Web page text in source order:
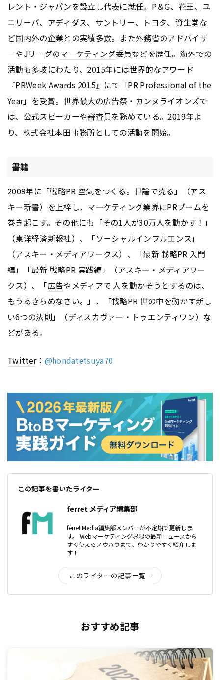
レント・ジャパンを設立し代表に就任。P＆G、花王、ユ
ニリーバ、アディダス、サントリー、トヨタ、資生堂な
ど国内外の企業との実績多数。また外務省のアドバイザ
ーやJリーグのマーケティング委員などを歴任。海外での
活動も多岐にわたり、2015年には世界的なアワード
『PRWeek Awards 2015』にて「PR Professional of the
Year」を受賞。世界最大の広告祭・カンヌライオンズで
は、公式スピーカーや審査員を務めている。2019年よ
り、株式会社本田事務所としての活動を開始。
書籍
2009年に「戦略PR 空気をつくる。世論で売る」（アス
キー新書）を上梓し、 マーケティング業界にPRブームを
巻き起こす。その他にも「その1人が30万人を動かす！」
（東洋経済新報社）、「ソーシャルインフルエンス」
（アスキー・メディアワークス）、「最新 戦略PR 入門
編」「最新 戦略PR 実践編」（アスキー・メディアワー
クス）、「広告やメディアで 人を動かそうとするのは、
もうあきらめなさい。」、「戦略PR 世の中を動かす新し
い6つの法則」（ディスカヴァー・トゥエンティワン）な
どがある。
Twitter： @hondatetsuya70
この記事を書いたライター
ferret メディア編集部
ferret Media編集部メンバーが不定期で更新しま
す。 Webマーケティング界隈の最新ニュースから
すぐ使えるノウハウまで、わかりやすく紹介しま
す！
このライターの記事一覧
おすすめ記事